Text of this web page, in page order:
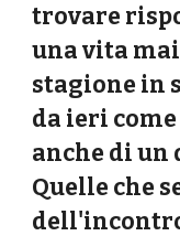
trovare
una vita
stagione in
da ieri
anche di un
Quelle che